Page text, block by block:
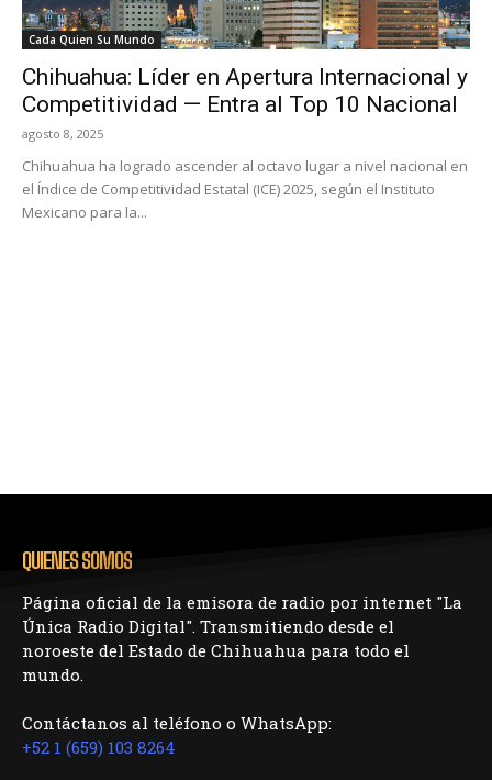
Cada Quien Su Mundo
Chihuahua: Líder en Apertura Internacional y
Competitividad — Entra al Top 10 Nacional
agosto 8, 2025
Chihuahua ha logrado ascender al octavo lugar a nivel nacional en
el Índice de Competitividad Estatal (ICE) 2025, según el Instituto
Mexicano para la...
QUIENES SOMOS
Página oficial de la emisora de radio por internet "La
Única Radio Digital". Transmitiendo desde el
noroeste del Estado de Chihuahua para todo el
mundo.
Contáctanos al teléfono o WhatsApp:
+52 1 (659) 103 8264